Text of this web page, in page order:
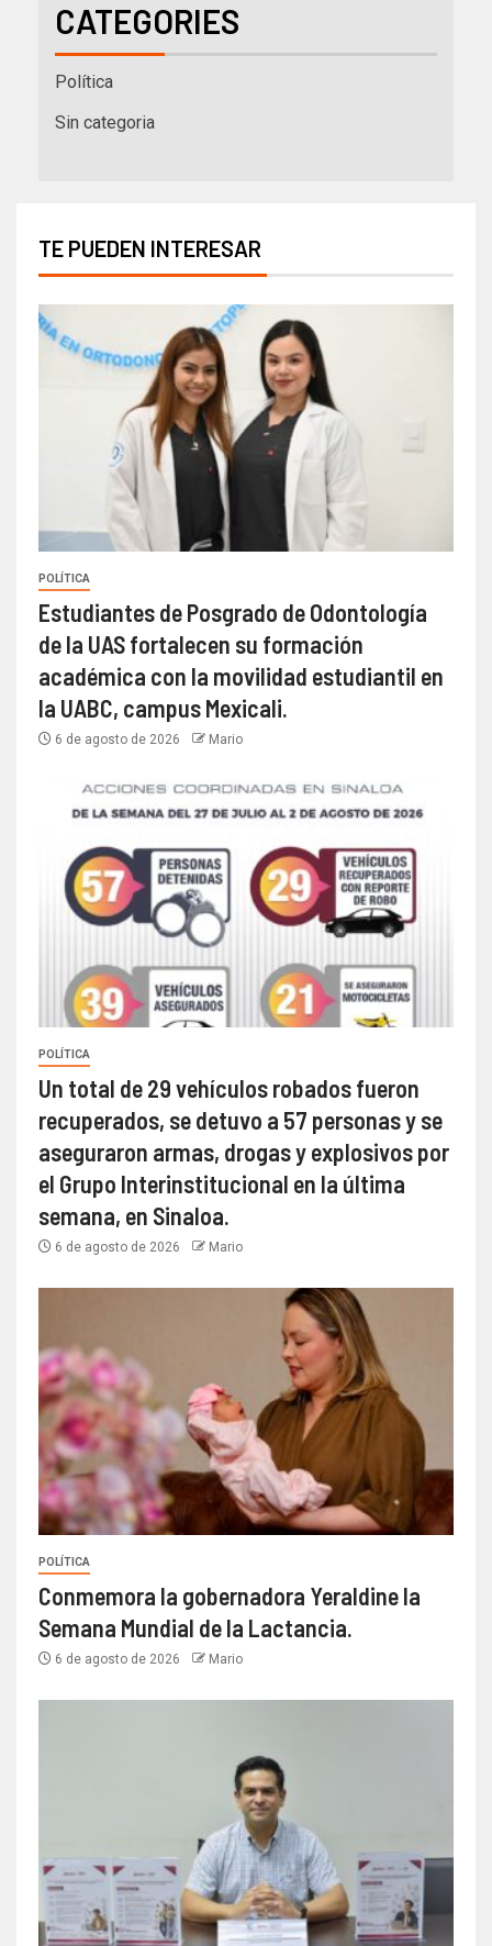
CATEGORIES
Política
Sin categoria
TE PUEDEN INTERESAR
POLÍTICA
Estudiantes de Posgrado de Odontología
de la UAS fortalecen su formación
académica con la movilidad estudiantil en
la UABC, campus Mexicali.
6 de agosto de 2026 Mario
POLÍTICA
Un total de 29 vehículos robados fueron
recuperados, se detuvo a 57 personas y se
aseguraron armas, drogas y explosivos por
el Grupo Interinstitucional en la última
semana, en Sinaloa.
6 de agosto de 2026 Mario
POLÍTICA
Conmemora la gobernadora Yeraldine la
Semana Mundial de la Lactancia.
6 de agosto de 2026 Mario